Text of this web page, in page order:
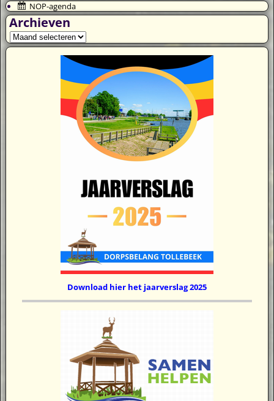
NOP-agenda
Archieven
Download hier het jaarverslag 2025